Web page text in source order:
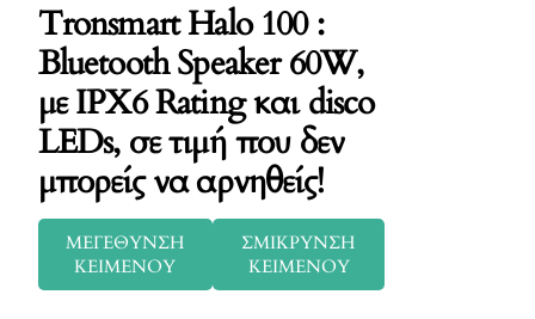
Tronsmart Halo 100 :
Bluetooth Speaker 60W,
με IPX6 Rating και disco
LEDs, σε τιμή που δεν
μπορείς να αρνηθείς!
ΜΕΓΕΘΥΝΣΗ
ΚΕΙΜΕΝΟΥ
ΣΜΙΚΡΥΝΣΗ
ΚΕΙΜΕΝΟΥ